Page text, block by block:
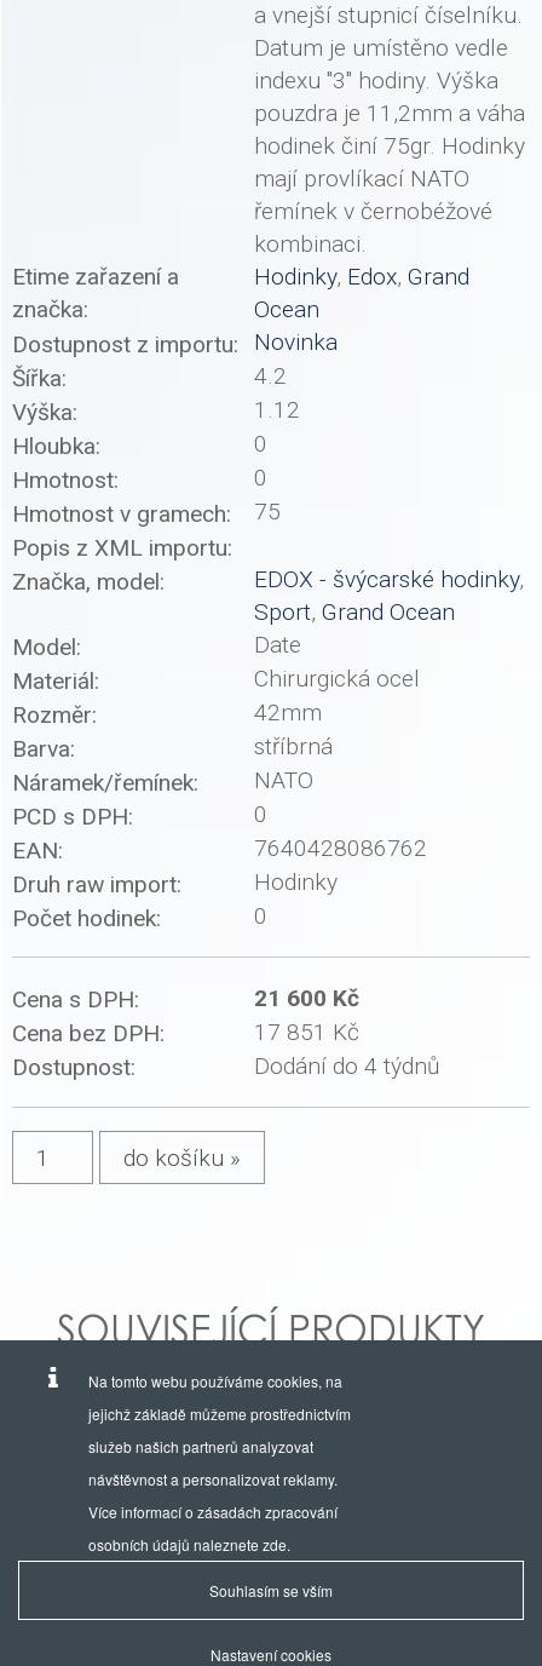
a vnejší stupnicí číselníku.
Datum je umístěno vedle
indexu "3" hodiny. Výška
pouzdra je 11,2mm a váha
hodinek činí 75gr. Hodinky
mají provlíkací NATO
řemínek v černobéžové
kombinaci.
Etime zařazení a
značka:
Hodinky, Edox, Grand
Ocean
Dostupnost z importu:
Novinka
Šířka:
4.2
Výška:
1.12
Hloubka:
0
Hmotnost:
0
Hmotnost v gramech:
75
Popis z XML importu:
Značka, model:
EDOX - švýcarské hodinky,
Sport, Grand Ocean
Model:
Date
Materiál:
Chirurgická ocel
Rozměr:
42mm
Barva:
stříbrná
Náramek/řemínek:
NATO
PCD s DPH:
0
EAN:
7640428086762
Druh raw import:
Hodinky
Počet hodinek:
0
Cena s DPH:
21 600 Kč
Cena bez DPH:
17 851 Kč
Dostupnost:
Dodání do 4 týdnů
SOUVISEJÍCÍ PRODUKTY
Na tomto webu používáme cookies, na
jejichž základě můžeme prostřednictvím
služeb našich partnerů analyzovat
návštěvnost a personalizovat reklamy.
Více informací o zásadách zpracování
osobních údajů naleznete zde.
Souhlasím se vším
Nastavení cookies